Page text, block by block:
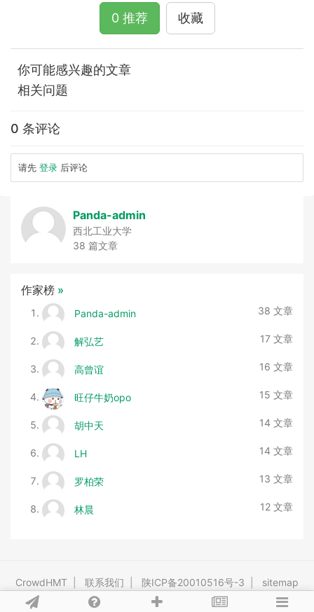
0 推荐 收藏
你可能感兴趣的文章
相关问题
0 条评论
请先 登录 后评论
Panda-admin
西北工业大学
38 篇文章
作家榜 »
Panda-admin 38 文章
解弘艺 17 文章
高曾谊 16 文章
旺仔牛奶opo 15 文章
胡中天 14 文章
LH 14 文章
罗柏荣 13 文章
林晨 12 文章
CrowdHMT 联系我们 陕ICP备20010516号-3 sitemap
Powered By Tipask3.5 Release 20191016 ©2009-2026 tipask.com